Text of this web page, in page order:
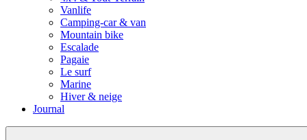
Vanlife
Camping-car & van
Mountain bike
Escalade
Pagaie
Le surf
Marine
Hiver & neige
Journal